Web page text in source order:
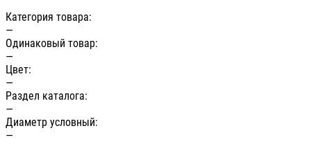
Категория товара:
—
Одинаковый товар:
—
Цвет:
—
Раздел каталога:
—
Диаметр условный:
—